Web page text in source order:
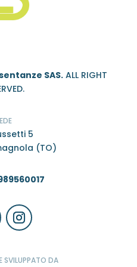
SAS. ALL RIGHT
5
(TO)
SVILUPPATO DA